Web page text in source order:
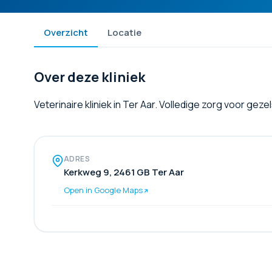
Overzicht Locatie
Over deze kliniek
Veterinaire kliniek in Ter Aar. Volledige zorg voor
ADRES
Kerkweg 9, 2461 GB Ter Aar
Open in Google Maps